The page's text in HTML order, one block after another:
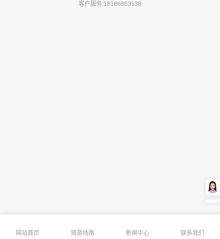
客户服务:18186863138
网站首页 旅游线路 新闻中心 联系我们